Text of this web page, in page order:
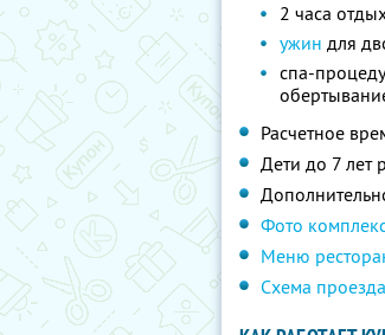
2 часа
ужин для
спа-
Расчетное
Дети до 7 лет
Фото
Меню
Схема проезда